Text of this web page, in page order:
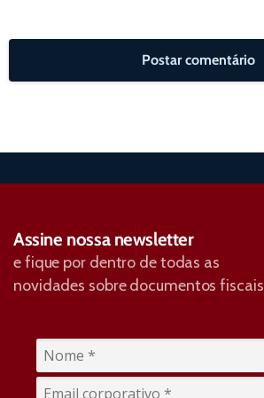
Assine nossa newsletter
e fique por dentro de todas as
novidades sobre documentos fiscais